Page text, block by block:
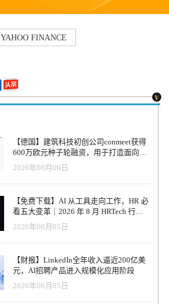
YAHOO FINANCE
【德国】建筑科技初创公司conmeet获得
600万欧元种子轮融资，用于打造面向贸
易和建筑行业的AI操作系统
2026年08月06日
【免费下载】AI 从工具走向工作，HR 必
看五大变革｜2026 年 8 月 HRTech 行业
观察报告
2026年08月05日
【财报】LinkedIn全年收入逼近200亿美
元，AI招聘产品进入规模化应用阶段
2026年08月05日